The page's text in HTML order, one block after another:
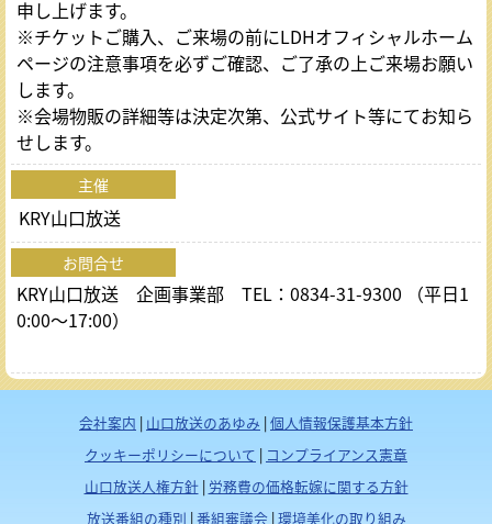
申し上げます。
※チケットご購入、ご来場の前にLDHオフィシャルホーム
ページの注意事項を必ずご確認、ご了承の上ご来場お願い
します。
※会場物販の詳細等は決定次第、公式サイト等にてお知ら
せします。
主催
KRY山口放送
お問合せ
KRY山口放送 企画事業部 TEL：0834-31-9300 （平日1
0:00～17:00）
会社案内 | 山口放送のあゆみ |個人情報保護基本方針
クッキーポリシーについて | コンプライアンス憲章
山口放送人権方針| 労務費の価格転嫁に関する方針
放送番組の種別 |番組審議会|環境美化の取り組み